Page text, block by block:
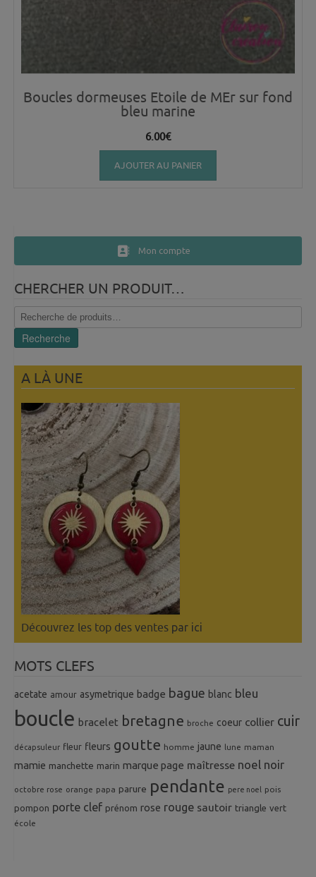
Boucles dormeuses Etoile de MEr sur fond
bleu marine
6.00€
AJOUTER AU PANIER
Mon compte
CHERCHER UN PRODUIT…
Recherche
pour :
Recherche
A LÀ UNE
Découvrez les top des ventes par ici
MOTS CLEFS
acetate amour asymetrique badge bague blanc bleu
boucle bracelet bretagne broche coeur collier cuir
décapsuleur fleur fleurs goutte homme jaune lune maman
mamie manchette marin marque page maîtresse noel noir
octobre rose orange papa parure pendante pere noel pois
pompon porte clef prénom rose rouge sautoir triangle vert
école